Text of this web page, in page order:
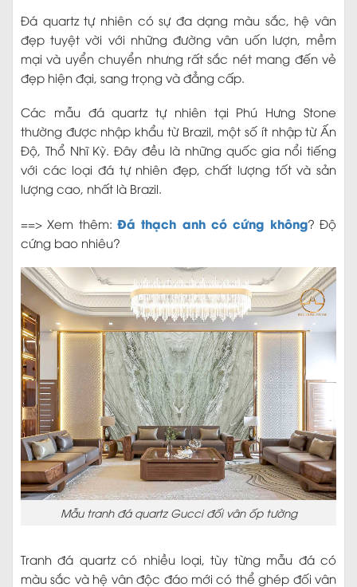
Đá quartz tự nhiên có sự đa dạng màu sắc, hệ vân
đẹp tuyệt vời với những đường vân uốn lượn, mềm
mại và uyển chuyển nhưng rất sắc nét mang đến vẻ
đẹp hiện đại, sang trọng và đẳng cấp.
Các mẫu đá quartz tự nhiên tại Phú Hưng Stone
thường được nhập khẩu từ Brazil, một số ít nhập từ Ấn
Độ, Thổ Nhĩ Kỳ. Đây đều là những quốc gia nổi tiếng
với các loại đá tự nhiên đẹp, chất lượng tốt và sản
lượng cao, nhất là Brazil.
==> Xem thêm: Đá thạch anh có cứng không? Độ
cứng bao nhiêu?
Mẫu tranh đá quartz Gucci đối vân ốp tường
Tranh đá quartz có nhiều loại, tùy từng mẫu đá có
màu sắc và hệ vân độc đáo mới có thể ghép đối vân